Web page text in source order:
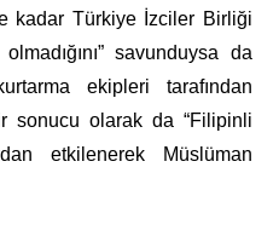
kadar Türkiye İzciler Birliği
savunduysa da
ekipleri tarafından
sonucu olarak da “Filipinli
etkilenerek Müslüman